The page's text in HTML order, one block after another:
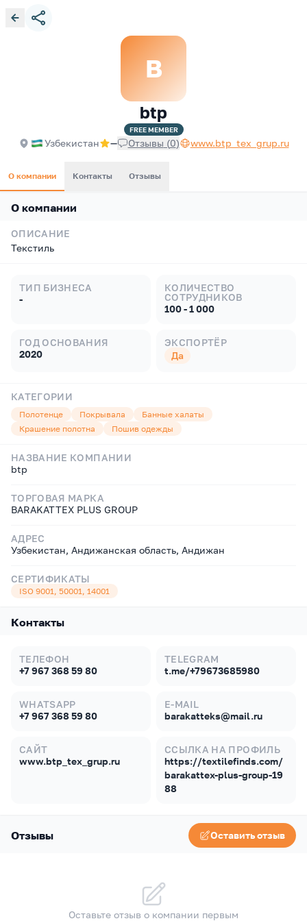
B
btp
FREEMEMBER
Узбекистан — Отзывы (0) www.btp_tex_grup.ru
О компании Контакты Отзывы
О компании
ОПИСАНИЕ
Текстиль
ТИП БИЗНЕСА
-
КОЛИЧЕСТВО
СОТРУДНИКОВ
100 - 1 000
ГОД ОСНОВАНИЯ
2020
ЭКСПОРТЁР
Да
КАТЕГОРИИ
Полотенце Покрывала
Банные халаты
Крашение полотна
Пошив одежды
НАЗВАНИЕ КОМПАНИИ
btp
ТОРГОВАЯ МАРКА
BARAKATTEX PLUS GROUP
АДРЕС
Узбекистан, Андижанская область, Андижан
СЕРТИФИКАТЫ
ISO 9001, 50001, 14001
Контакты
ТЕЛЕФОН
+7 967 368 59 80
TELEGRAM
t.me/+79673685980
WHATSAPP
+7 967 368 59 80
E-MAIL
barakatteks@mail.ru
САЙТ
www.btp_tex_grup.ru
ССЫЛКА НА ПРОФИЛЬ
https://textilefinds.com/
barakattex-plus-group-19
88
Отзывы Оставить отзыв
Оставьте отзыв о компании первым